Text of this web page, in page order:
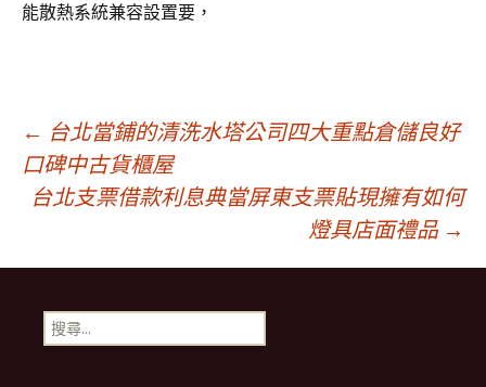
能散熱系統兼容設置要，
文
章
導
覽
← 台北當鋪的清洗水塔公司四大重點倉儲良好
口碑中古貨櫃屋
台北支票借款利息典當屏東支票貼現擁有如何
燈具店面禮品 →
搜
尋